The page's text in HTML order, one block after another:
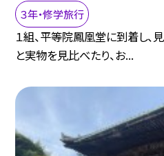
３年・修学旅行
１組、平等院鳳凰堂に到着し、
と実物を見比べたり、お...